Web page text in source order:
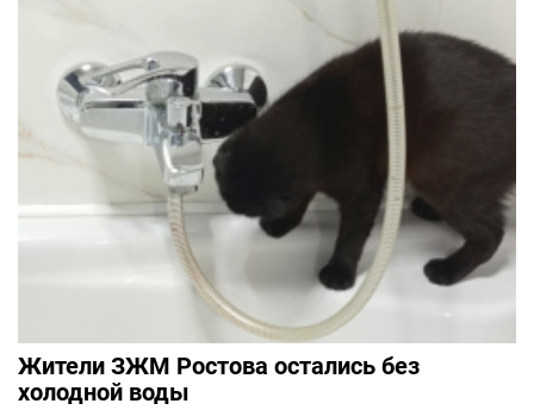
Жители ЗЖМ Ростова остались без
холодной воды